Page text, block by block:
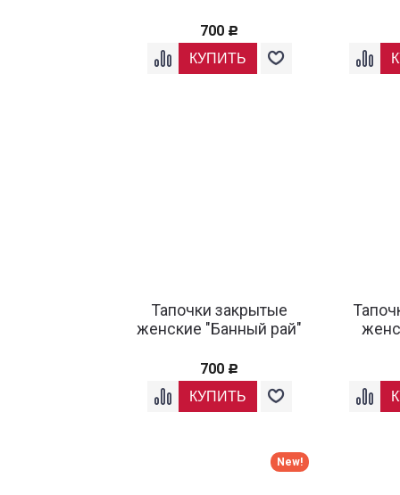
700 Р
Тапочки закрытые
женские "Банный рай"
700 Р
New!